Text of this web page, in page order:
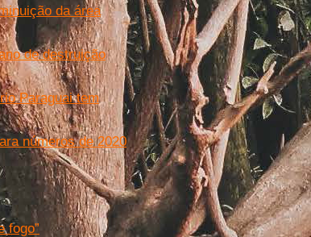
da área
de destruição
Paraguai tem
números de 2020
fogo”